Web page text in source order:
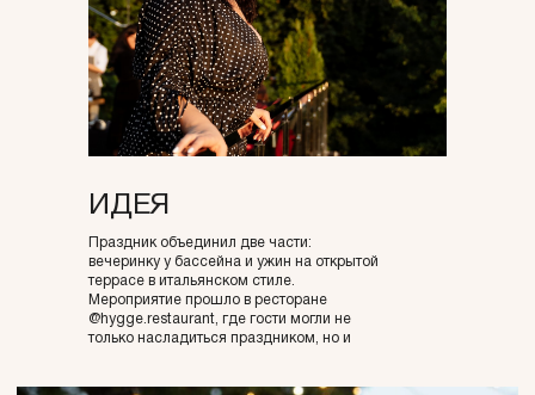
ИДЕЯ
Праздник объединил две части:
вечеринку у бассейна и ужин на открытой
террасе в итальянском стиле.
Мероприятие прошло в ресторане
@hygge.restaurant, где гости могли не
только насладиться праздником, но и